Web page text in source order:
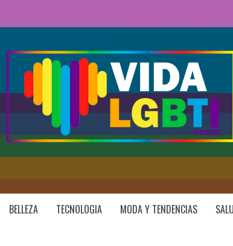
BELLEZA TECNOLOGIA MODA Y TENDENCIAS